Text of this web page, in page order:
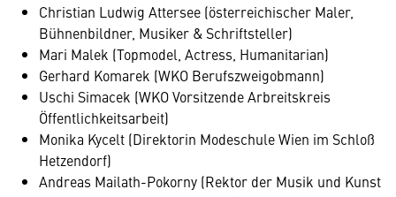
Christian Ludwig Attersee (österreichischer Maler,
Bühnenbildner, Musiker & Schriftsteller)
Mari Malek (Topmodel, Actress, Humanitarian)
Gerhard Komarek (WKO Berufszweigobmann)
Uschi Simacek (WKO Vorsitzende Arbreitskreis
Öffentlichkeitsarbeit)
Monika Kycelt (Direktorin Modeschule Wien im Schloß
Hetzendorf)
Andreas Mailath-Pokorny (Rektor der Musik und Kunst